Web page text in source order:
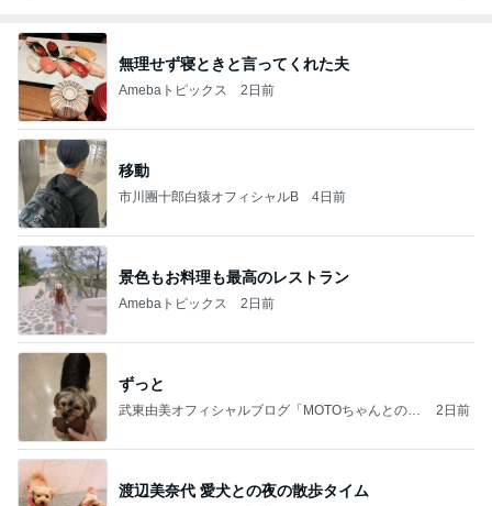
無理せず寝ときと言ってくれた夫
Amebaトピックス 2日前
移動
市川團十郎白猿オフィシャルB 4日前
景色もお料理も最高のレストラン
Amebaトピックス 2日前
ずっと
武東由美オフィシャルブログ「MOTOちゃんとのは
2日前
渡辺美奈代 愛犬との夜の散歩タイム